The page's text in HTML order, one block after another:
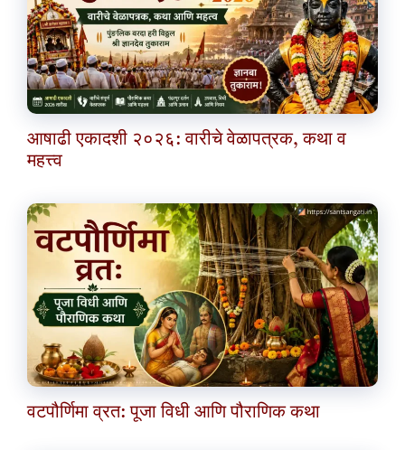
आषाढी एकादशी २०२६: वारीचे वेळापत्रक, कथा व
महत्त्व
वटपौर्णिमा व्रत: पूजा विधी आणि पौराणिक कथा